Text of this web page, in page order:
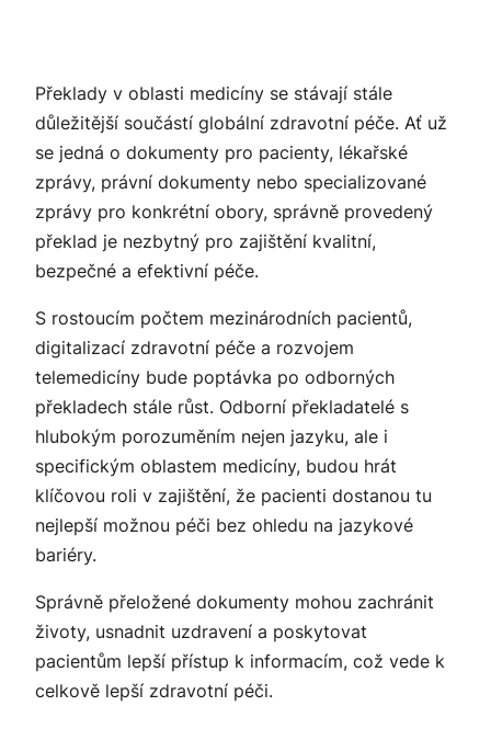
Překlady v oblasti medicíny se stávají stále
důležitější součástí globální zdravotní péče. Ať už
se jedná o dokumenty pro pacienty, lékařské
zprávy, právní dokumenty nebo specializované
zprávy pro konkrétní obory, správně provedený
překlad je nezbytný pro zajištění kvalitní,
bezpečné a efektivní péče.
S rostoucím počtem mezinárodních pacientů,
digitalizací zdravotní péče a rozvojem
telemedicíny bude poptávka po odborných
překladech stále růst. Odborní překladatelé s
hlubokým porozuměním nejen jazyku, ale i
specifickým oblastem medicíny, budou hrát
klíčovou roli v zajištění, že pacienti dostanou tu
nejlepší možnou péči bez ohledu na jazykové
bariéry.
Správně přeložené dokumenty mohou zachránit
životy, usnadnit uzdravení a poskytovat
pacientům lepší přístup k informacím, což vede k
celkově lepší zdravotní péči.